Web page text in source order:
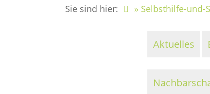
Sie sind hier: » Selbsthilfe-
Aktuelles